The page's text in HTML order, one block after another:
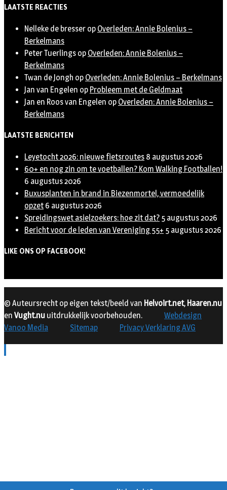
LAATSTE REACTIES
Nelleke de bresser op Overleden: Annie Bolenius –
Berkelmans
Peter Tuerlings op Overleden: Annie Bolenius –
Berkelmans
Twan de Jongh op Overleden: Annie Bolenius – Berkelmans
Jan van Engelen op Probleem met de Geldmaat
Jan en Roos van Engelen op Overleden: Annie Bolenius –
Berkelmans
LAATSTE BERICHTEN
Leyetocht 2026: nieuwe fietsroutes 8 augustus 2026
60+ en nog zin om te voetballen? Kom Walking Footballen!
6 augustus 2026
Buxusplanten in brand in Biezenmortel, vermoedelijk
opzet 6 augustus 2026
Spreidingswet asielzoekers: hoe zit dat? 5 augustus 2026
Bericht voor de leden van Vereniging 55+ 5 augustus 2026
LIKE ONS OP FACEBOOK!
© Auteursrecht op eigen tekst/beeld van Helvoirt.net, Haaren.nu
en Vught.nu uitdrukkelijk voorbehouden.
Webdesign
Vanoo Media
Sitemap Privacy Verklaring AVG